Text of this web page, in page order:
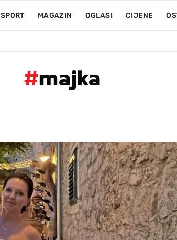
SPORT MAGAZIN OGLASI CIJENE
#majka